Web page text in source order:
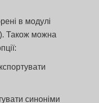
в модулі
). Також можна
синоніми